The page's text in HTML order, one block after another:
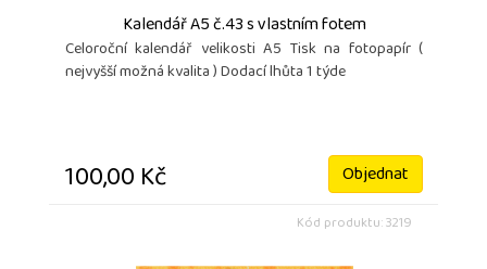
Kalendář A5 č.43 s vlastním fotem
Celoroční kalendář velikosti A5 Tisk na fotopapír (
nejvyšší možná kvalita ) Dodací lhůta 1 týde
100,00 Kč Objednat
Kód produktu: 3219